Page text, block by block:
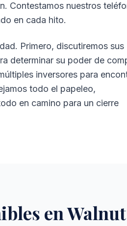
Contestamos nuestros
en cada hito.
Primero, discutiremos sus
determinar su poder de
inversores para
todo el papeleo,
en camino para un cierre
en Walnut